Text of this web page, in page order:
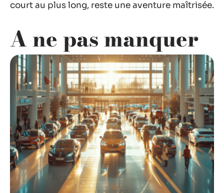
court au plus long, reste une aventure maîtrisée.
A ne pas manquer